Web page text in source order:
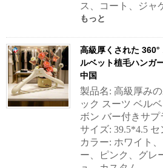
ス、コート、ジャ
もっと
高級厚くされた
ルベット植毛ハンガ
中国
製品名: 高級厚み
ック スーツ ベル
ボン バー付きサプ
サイズ: 39.5*4.5 セ
カラー: ホワイト
ー、ピンク、グレ